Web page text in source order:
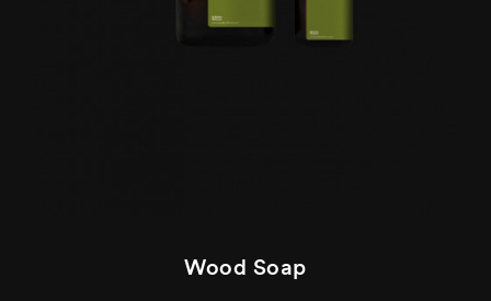
Wood Soap